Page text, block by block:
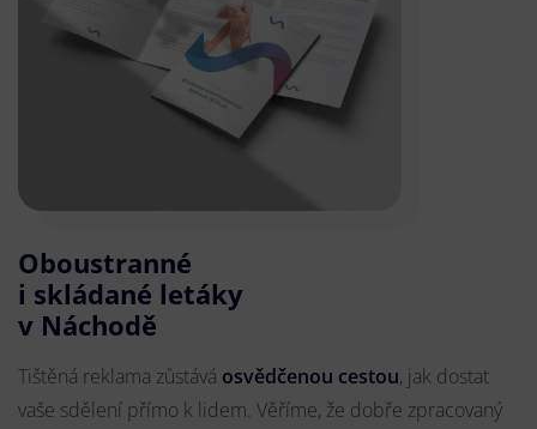
Oboustranné
i skládané letáky
v Náchodě
Tištěná reklama zůstává osvědčenou cestou, jak dostat
vaše sdělení přímo k lidem. Věříme, že dobře zpracovaný